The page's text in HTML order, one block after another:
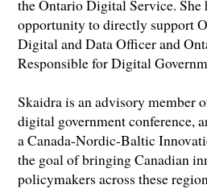
the Ontario Digital Service. She
opportunity to directly support
Digital and Data Officer and
Responsible for Digital
Skaidra is an advisory member
digital government conference,
a Canada-Nordic-Baltic
the goal of bringing Canadian
policymakers across these